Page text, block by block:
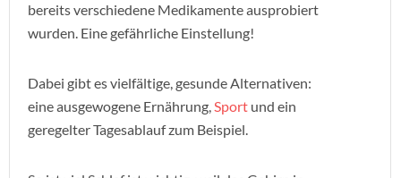
bereits verschiedene Medikamente ausprobiert
wurden. Eine gefährliche Einstellung!
Dabei gibt es vielfältige, gesunde Alternativen:
eine ausgewogene Ernährung,Sport und ein
geregelter Tagesablauf zum Beispiel.